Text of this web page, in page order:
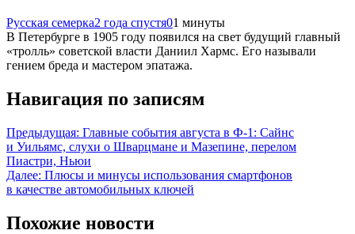
Русская семерка2 года спустя01 минуты
В Петербурге в 1905 году появился на свет будущий главный
«тролль» советской власти Даниил Хармс. Его называли
гением бреда и мастером эпатажа.
Навигация по записям
Предыдущая: Главные события августа в Ф-1: Сайнс
и Уильямс, слухи о Шварцмане и Мазепине, перелом
Пиастри, Ньюи
Далее: Плюсы и минусы использования смартфонов
в качестве автомобильных ключей
Похожие новости